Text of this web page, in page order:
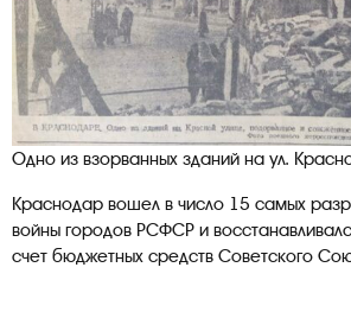
Одно из взорванных зданий на ул.
Краснодар вошел в число 15 самых
войны городов РСФСР и
счет бюджетных средств Советского